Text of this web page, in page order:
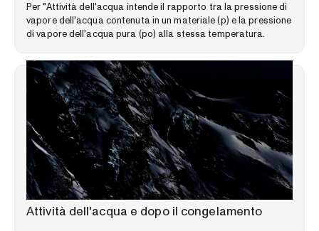
Per "Attività dell'acqua intende il rapporto tra la pressione di
vapore dell'acqua contenuta in un materiale (p) e la pressione
di vapore dell'acqua pura (po) alla stessa temperatura.
LIBRERIA DELLE COMPETENZE
Attività dell'acqua e dopo il congelamento